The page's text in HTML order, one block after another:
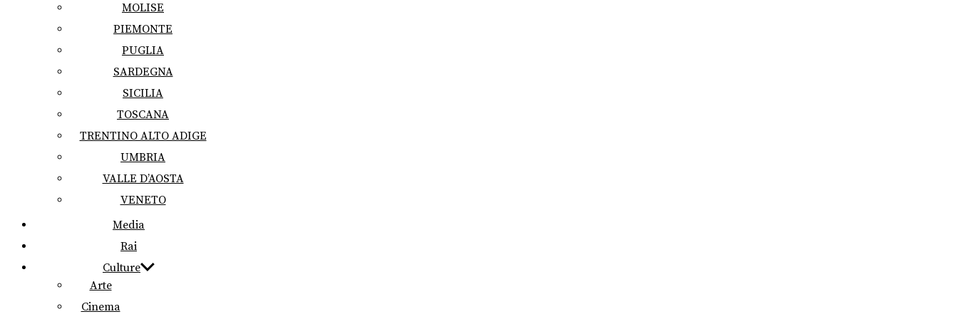
MOLISE
PIEMONTE
PUGLIA
SARDEGNA
SICILIA
TOSCANA
TRENTINO ALTO ADIGE
UMBRIA
VALLE D’AOSTA
VENETO
Media
Rai
Culture
Arte
Cinema